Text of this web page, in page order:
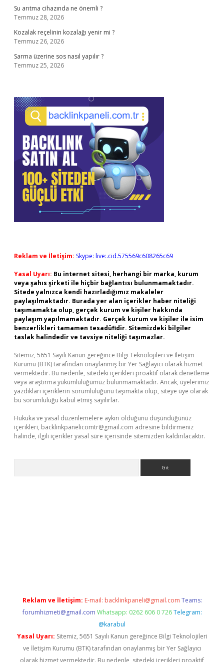
Su arıtma cihazında ne önemli ?
Temmuz 28, 2026
Kozalak reçelinin kozalağı yenir mi ?
Temmuz 26, 2026
Sarma üzerine sos nasıl yapılır ?
Temmuz 25, 2026
Reklam ve İletişim: Skype: live:.cid.575569c608265c69
Yasal Uyarı: Bu internet sitesi, herhangi bir marka, kurum
veya şahıs şirketi ile hiçbir bağlantısı bulunmamaktadır.
Sitede yalnızca kendi hazırladığımız makaleler
paylaşılmaktadır. Burada yer alan içerikler haber niteliği
taşımamakta olup, gerçek kurum ve kişiler hakkında
paylaşım yapılmamaktadır. Gerçek kurum ve kişiler ile isim
benzerlikleri tamamen tesadüfidir. Sitemizdeki bilgiler
taslak halindedir ve tavsiye niteliği taşımazlar.
Sitemiz, 5651 Sayılı Kanun gereğince Bilgi Teknolojileri ve İletişim
Kurumu (BTK) tarafından onaylanmış bir Yer Sağlayıcı olarak hizmet
vermektedir. Bu nedenle, sitedeki içerikleri proaktif olarak denetleme
veya araştırma yükümlülüğümüz bulunmamaktadır. Ancak, üyelerimiz
yazdıkları içeriklerin sorumluluğunu taşımakta olup, siteye üye olarak
bu sorumluluğu kabul etmiş sayılırlar.
Hukuka ve yasal düzenlemelere aykırı olduğunu düşündüğünüz
içerikleri, backlinkpanelicomtr@gmail.com adresine bildirmeniz
halinde, ilgili içerikler yasal süre içerisinde sitemizden kaldırılacaktır.
Reklam ve İletişim: E-mail: backlinkpaneli@gmail.com Teams:
forumhizmeti@gmail.com Whatsapp: 0262 606 0 726 Telegram:
@karabul
Yasal Uyarı: Sitemiz, 5651 Sayılı Kanun gereğince Bilgi Teknolojileri
ve İletişim Kurumu (BTK) tarafından onaylanmış bir Yer Sağlayıcı
olarak hizmet vermektedir. Bu nedenle, sitedeki içerikleri proaktif